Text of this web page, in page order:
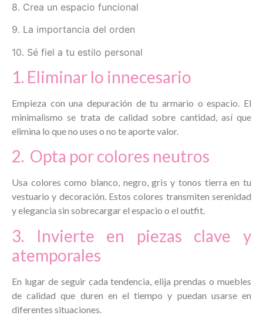
8. Crea un espacio funcional
9. La importancia del orden
10. Sé fiel a tu estilo personal
1. Eliminar lo innecesario
Empieza con una depuración de tu armario o espacio. El
minimalismo se trata de calidad sobre cantidad, así que
elimina lo que no uses o no te aporte valor.
2. Opta por colores neutros
Usa colores como blanco, negro, gris y tonos tierra en tu
vestuario y decoración. Estos colores transmiten serenidad
y elegancia sin sobrecargar el espacio o el outfit.
3. Invierte en piezas clave y
atemporales
En lugar de seguir cada tendencia, elija prendas o muebles
de calidad que duren en el tiempo y puedan usarse en
diferentes situaciones.